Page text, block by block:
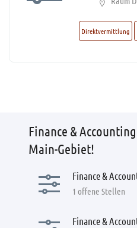
Finance &
Main-Gebiet!
Finance &
1 offene Stellen
Finance &
Direktvermittlung